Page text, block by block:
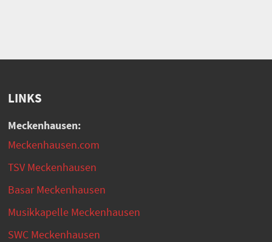
LINKS
Meckenhausen:
Meckenhausen.com
TSV Meckenhausen
Basar Meckenhausen
Musikkapelle Meckenhausen
SWC Meckenhausen